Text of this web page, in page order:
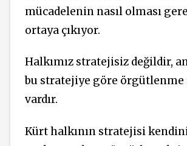
mücadelenin nasıl olması
ortaya çıkıyor.
Halkımız stratejisiz değildir,
bu stratejiye göre örgütlenme
vardır.
Kürt halkının stratejisi